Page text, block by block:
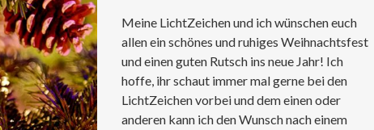
Meine LichtZeichen und ich wünschen euch
allen ein schönes und ruhiges Weihnachtsfest
und einen guten Rutsch ins neue Jahr! Ich
hoffe, ihr schaut immer mal gerne bei den
LichtZeichen vorbei und dem einen oder
anderen kann ich den Wunsch nach einem